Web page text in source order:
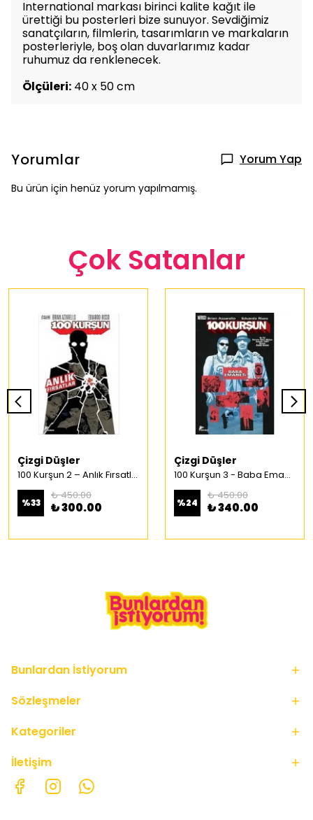
International markası birinci kalite kağıt ile
ürettiği bu posterleri bize sunuyor. Sevdiğimiz
sanatçıların, filmlerin, tasarımların ve markaların
posterleriyle, boş olan duvarlarımız kadar
ruhumuz da renklenecek.
Ölçüleri: 40 x 50 cm
Yorumlar Yorum Yap
Bu ürün için henüz yorum yapılmamış.
Çok Satanlar
Çizgi Düşler
100 Kurşun 2 – Anlık Fırsatlar Türkçe Çizgi Roman
%33
₺ 450.00
₺ 300.00
Çizgi Düşler
100 Kurşun 3 - Baba Emaneti Türkçe Çizgi Roman
%24
₺ 450.00
₺ 340.00
Bunlardan İstiyorum
Sözleşmeler
Kategoriler
İletişim